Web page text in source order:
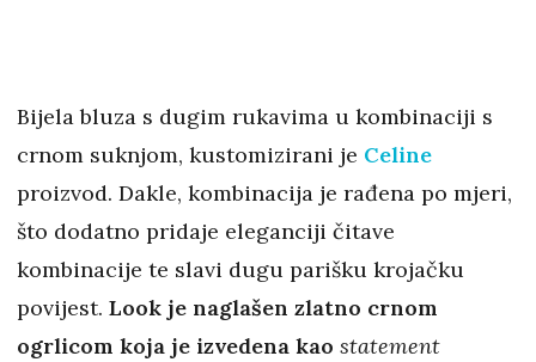
Bijela bluza s dugim rukavima u kombinaciji s
crnom suknjom, kustomizirani je Celine
proizvod. Dakle, kombinacija je rađena po mjeri,
što dodatno pridaje eleganciji čitave
kombinacije te slavi dugu parišku krojačku
povijest. Look je naglašen zlatno crnom
ogrlicom koja je izvedena kao statement